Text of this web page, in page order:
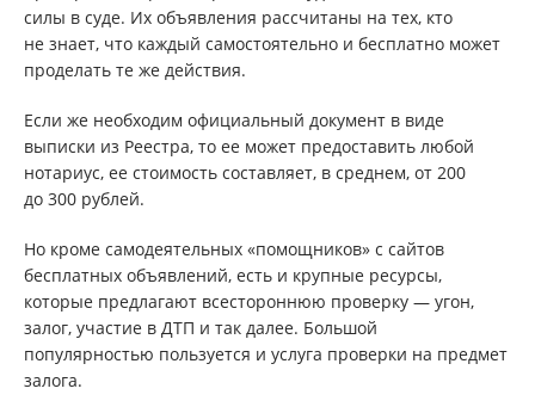
силы в суде. Их объявления рассчитаны на тех, кто
не знает, что каждый самостоятельно и бесплатно может
проделать те же действия.
Если же необходим официальный документ в виде
выписки из Реестра, то ее может предоставить любой
нотариус, ее стоимость составляет, в среднем, от 200
до 300 рублей.
Но кроме самодеятельных «помощников» с сайтов
бесплатных объявлений, есть и крупные ресурсы,
которые предлагают всестороннюю проверку — угон,
залог, участие в ДТП и так далее. Большой
популярностью пользуется и услуга проверки на предмет
залога.